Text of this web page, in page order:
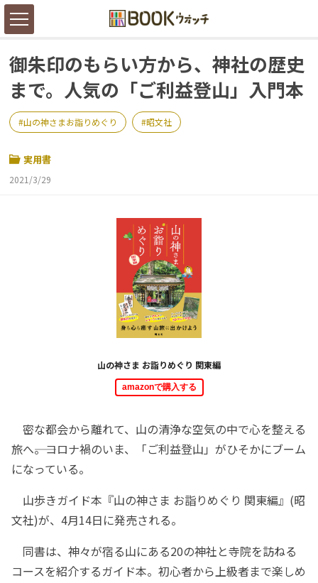
御朱印のもらい方から、神社の歴史
まで。人気の「ご利益登山」入門本
山の神さまお詣りめぐり 昭文社
実用書
2021/3/29
山の神さま お詣りめぐり 関東編
amazonで購入する
密な都会から離れて、山の清浄な空気の中で心を整える
旅へ――。コロナ禍のいま、「ご利益登山」がひそかにブーム
になっている。
山歩きガイド本『山の神さま お詣りめぐり 関東編』(昭
文社)が、4月14日に発売される。
同書は、神々が宿る山にある20の神社と寺院を訪ねる
コースを紹介するガイド本。初心者から上級者まで楽しめ